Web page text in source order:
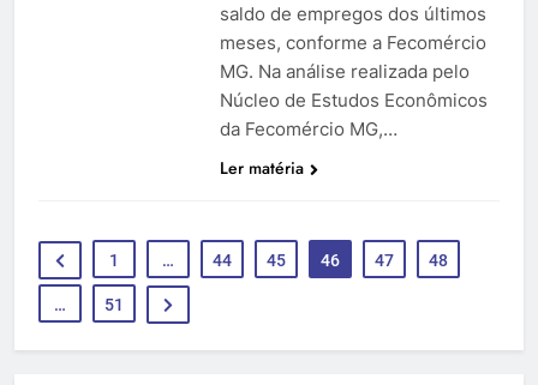
saldo de empregos dos últimos
meses, conforme a Fecomércio
MG. Na análise realizada pelo
Núcleo de Estudos Econômicos
da Fecomércio MG,…
Ler matéria
1 … 44 45 46 47 48
… 51